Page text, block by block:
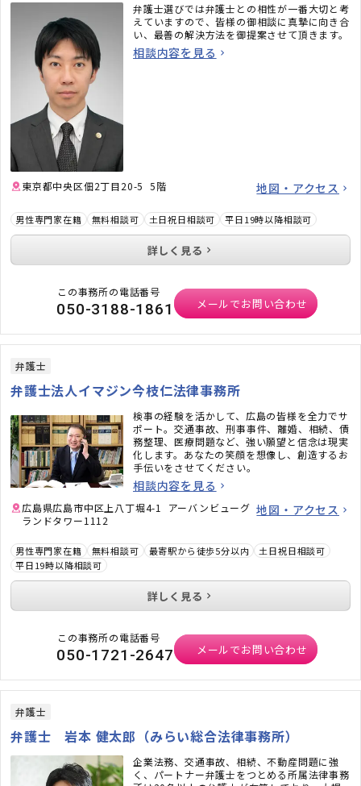
弁護士選びでは弁護士との相性が一番大切と考
えていますので、皆様の御相談に真摯に向き合
い、最善の解決方法を御提案させて頂きます。
相談内容を見る
東京都中央区佃2丁目20-5 5階 地図・アクセス
男性専門家在籍 無料相談可 土日祝日相談可 平日19時以降相談可
詳しく見る
この事務所の電話番号
050-3188-1861 メールでお問い合わせ
弁護士
弁護士法人イマジン今枝仁法律事務所
検事の経験を活かして、広島の皆様を全力でサ
ポート。交通事故、刑事事件、離婚、相続、債
務整理、医療問題など、強い願望と信念は現実
化します。あなたの笑顔を想像し、創造するお
手伝いをさせてください。
相談内容を見る
広島県広島市中区上八丁堀4-1 アーバンビューグ
ランドタワー1112
地図・アクセス
男性専門家在籍 無料相談可 最寄駅から徒歩5分以内
土日祝日相談可
平日19時以降相談可
詳しく見る
この事務所の電話番号
050-1721-2647 メールでお問い合わせ
弁護士
弁護士 岩本 健太郎（みらい総合法律事務所）
企業法務、交通事故、相続、不動産問題に強
く、パートナー弁護士をつとめる所属法律事務